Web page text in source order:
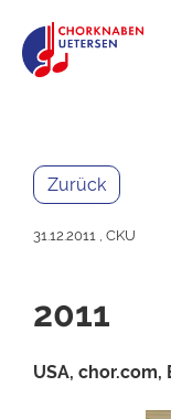
Zurück
31.12.2011 , CKU
2011
USA,